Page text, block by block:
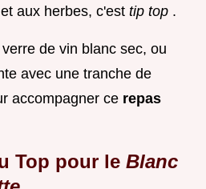
aux herbes, c'est tip top .
de vin blanc sec, ou
avec une tranche de
accompagner ce repas
Top pour le Blanc